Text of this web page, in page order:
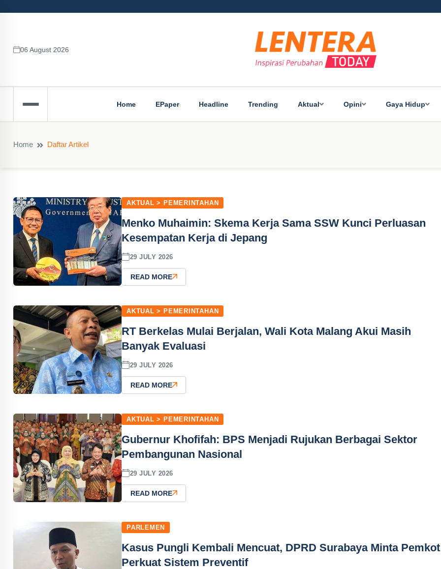
06 August 2026
Home EPaper Headline Trending Aktual Opini Gaya Hidup
Home Daftar Artikel
AKTUAL > PEMERINTAHAN
Menko Muhaimin: Skema Kerja Sama SSW Kunci Perluasan
Kesempatan Kerja di Jepang
29 JULY 2026
READ MORE
AKTUAL > PEMERINTAHAN
RT Berkelas Mulai Berjalan, Wali Kota Malang Akui Masih
Banyak Evaluasi
29 JULY 2026
READ MORE
AKTUAL > PEMERINTAHAN
Gubernur Khofifah: BPS Menjadi Rujukan Berbagai Sektor
Pembangunan Nasional
29 JULY 2026
READ MORE
PARLEMEN
Kasus Pungli Kembali Mencuat, DPRD Surabaya Minta Pemkot
Perkuat Sistem Preventif